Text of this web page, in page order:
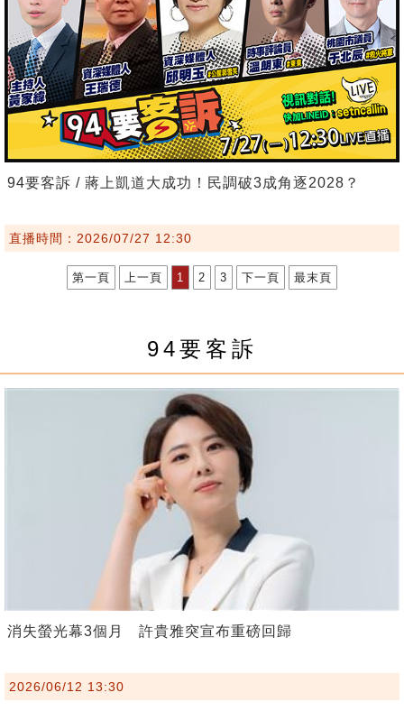
94要客訴 / 蔣上凱道大成功！民調破3成角逐2028？
直播時間：2026/07/27 12:30
第一頁 上一頁 1 2 3 下一頁 最末頁
94要客訴
消失螢光幕3個月 許貴雅突宣布重磅回歸
2026/06/12 13:30